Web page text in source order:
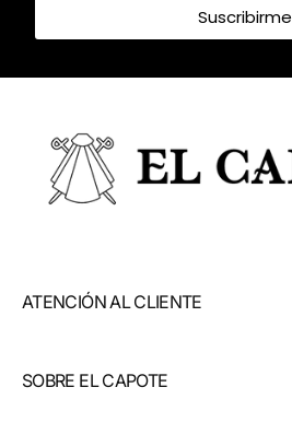
Suscribirme
ATENCIÓN AL CLIENTE
SOBRE EL CAPOTE